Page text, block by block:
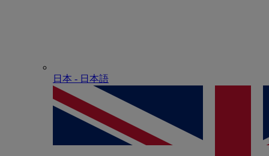
日本 - ⽇本語